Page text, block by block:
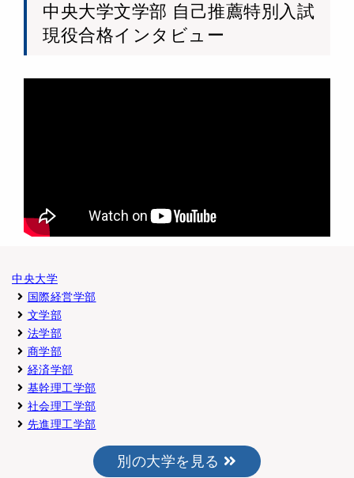
中央大学文学部 自己推薦特別入試
現役合格インタビュー
中央大学
国際経営学部
文学部
法学部
商学部
経済学部
基幹理工学部
社会理工学部
先進理工学部
別の大学を見る